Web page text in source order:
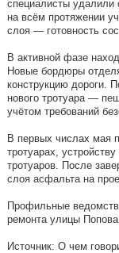
специалисты удалили
на всём протяжении
слоя — готовность
В активной фазе
Новые бордюры
конструкцию дороги.
нового тротуара —
учётом требований
В первых числах мая
тротуарах,
тротуаров. После
слоя асфальта на
Профильные
ремонта улицы
Источник: О чем